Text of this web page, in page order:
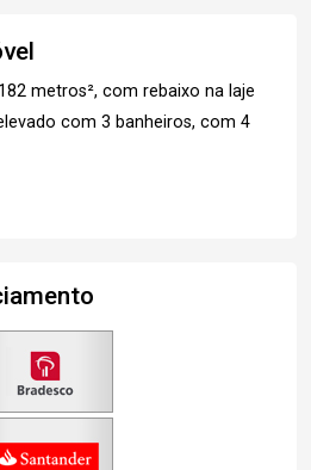
metros², com rebaixo na laje
com 3 banheiros, com 4